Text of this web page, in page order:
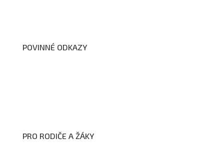
POVINNÉ ODKAZY
PRO RODIČE A ŽÁKY